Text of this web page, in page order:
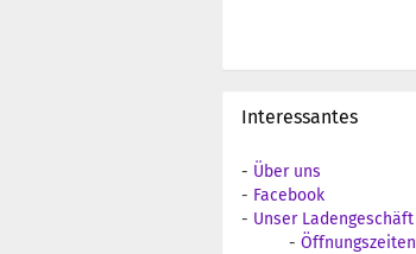
Interessantes
- Über uns
- Facebook
- Unser Ladengeschäft
- Öffnungszeiten